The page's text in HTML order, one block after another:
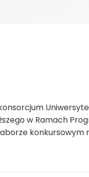
w Ramach